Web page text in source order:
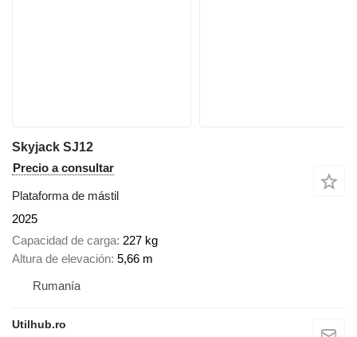
Skyjack SJ12
Precio a consultar
Plataforma de mástil
2025
Capacidad de carga 227 kg
Altura de elevación 5,66 m
Rumanía
Utilhub.ro